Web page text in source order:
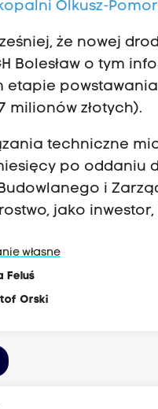
Olkusz-
że nowej
Bolesław o tym
etapie
milionów złotych).
techniczne
po oddaniu
i
jako
własne
Feluś
Orski